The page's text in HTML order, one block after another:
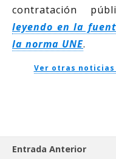
contratación
leyendo en la
la norma UNE.
Ver otras
Entrada Anterior